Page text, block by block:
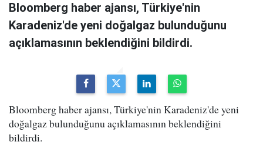
Bloomberg haber ajansı, Türkiye'nin
Karadeniz'de yeni doğalgaz bulunduğunu
açıklamasının beklendiğini bildirdi.
Bloomberg haber ajansı, Türkiye'nin Karadeniz'de yeni
doğalgaz bulunduğunu açıklamasının beklendiğini
bildirdi.